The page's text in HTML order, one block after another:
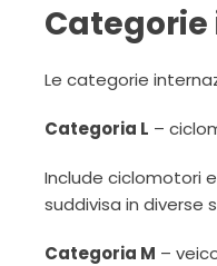
Le categorie
Categoria L –
Include ciclomotori
suddivisa in
Categoria M –